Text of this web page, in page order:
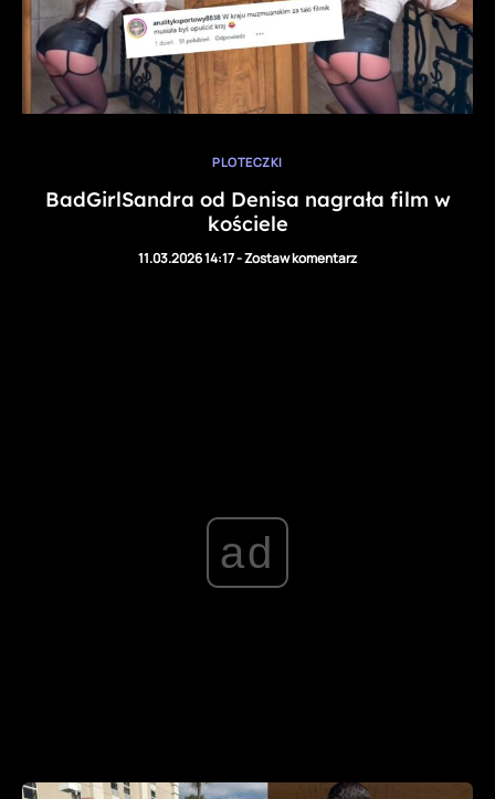
PLOTECZKI
BadGirlSandra od Denisa nagrała film w
kościele
11.03.2026 14:17-Zostaw komentarz
ad